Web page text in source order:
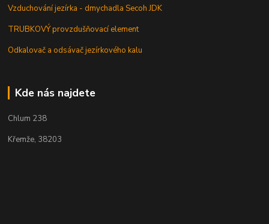
Vzduchování jezírka - dmychadla Secoh JDK
TRUBKOVÝ provzdušňovací element
Odkalovač a odsávač jezírkového kalu
Kde nás najdete
Chlum 238
Křemže, 38203